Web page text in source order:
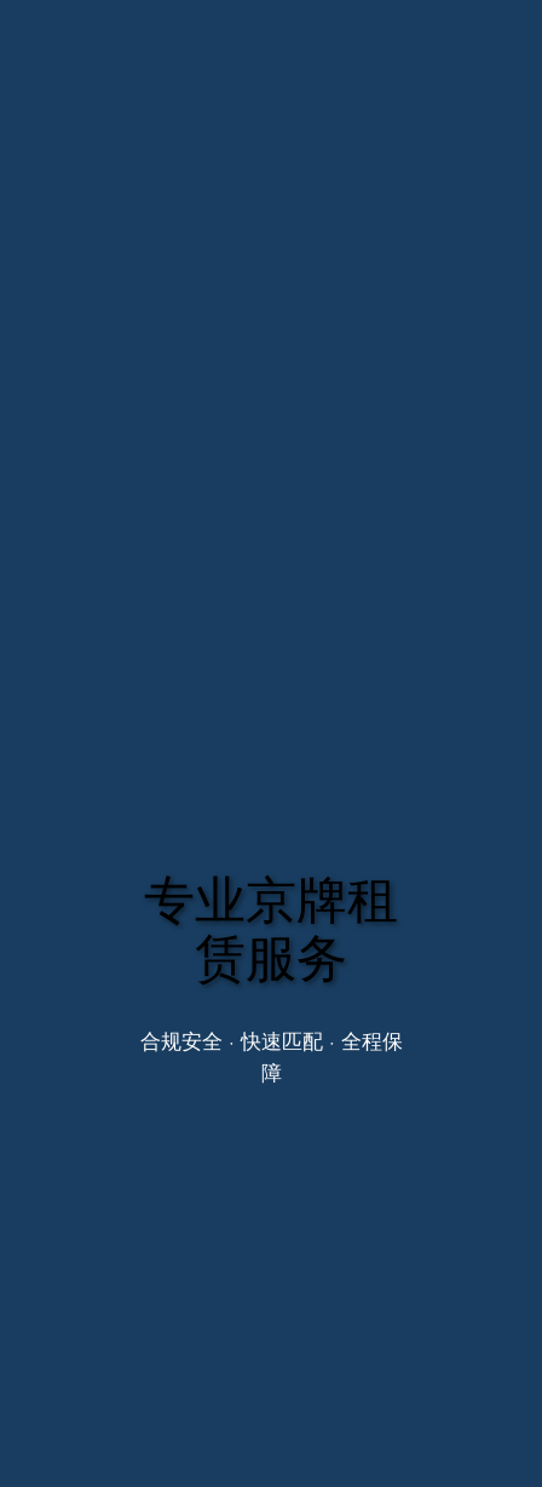
专业京牌租
赁服务
合规安全 · 快速匹配 · 全程保
障